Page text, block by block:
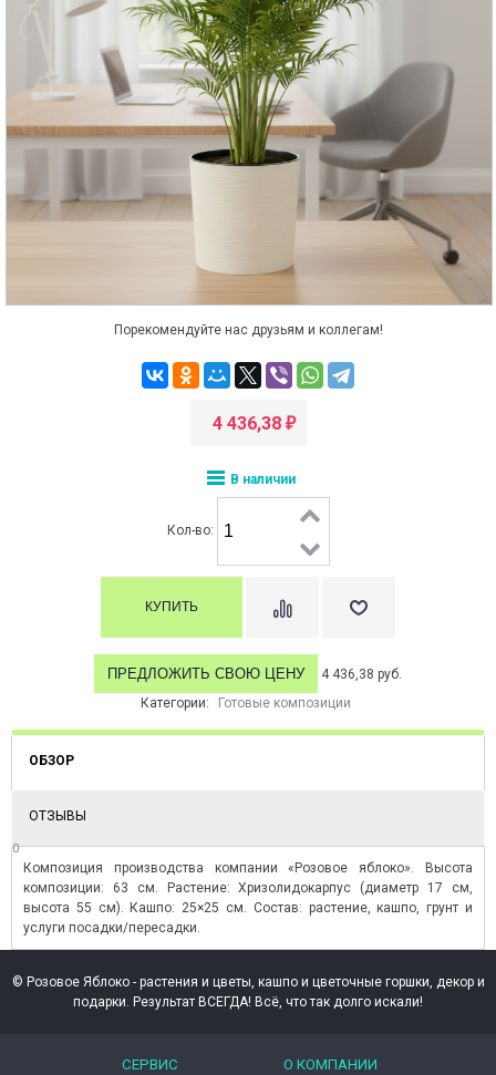
Порекомендуйте нас друзьям и коллегам!
4 436,38 ₽
В наличии
Кол-во:
ПРЕДЛОЖИТЬ СВОЮ ЦЕНУ
4 436,38 руб.
Категории:
Готовые композиции
ОБЗОР
ОТЗЫВЫ
0
Композиция производства компании «Розовое яблоко». Высота
композиции: 63 см. Растение: Хризолидокарпус (диаметр 17 см,
высота 55 см). Кашпо: 25×25 см. Состав: растение, кашпо, грунт и
услуги посадки/пересадки.
© Розовое Яблоко - растения и цветы, кашпо и цветочные горшки, декор и
подарки. Результат ВСЕГДА! Всё, что так долго искали!
СЕРВИС О КОМПАНИИ